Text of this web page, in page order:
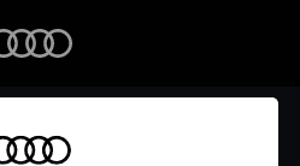
digital a tu